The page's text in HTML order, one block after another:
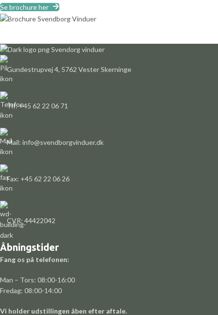
Se brochure her
Gundestrupvej 4, 5762 Vester Skerninge
Tlf: +45 62 22 06 71
Mail: info@svendborgvinduer.dk
Fax: +45 62 22 06 26
CVR: 44422042
Åbningstider
Fang os på telefonen:
Man – Tors: 08:00-16:00
Fredag: 08:00-14:00
Vi holder udstillingen åben efter aftale.